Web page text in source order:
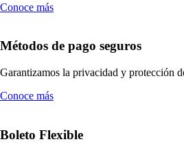
Conoce más
Métodos de pago seguros
Garantizamos la privacidad y protección
Conoce más
Boleto Flexible